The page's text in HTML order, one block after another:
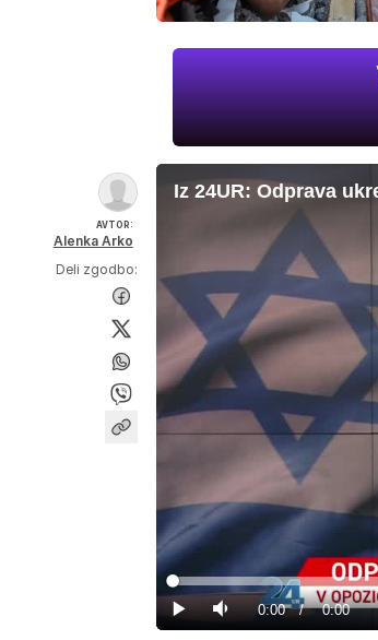
AVTOR:
Alenka Arko
Deli zgodbo:
Iz 24UR: Odprava
PredvajajTiho Current
0:00 / Duration
0:00
Loaded:
0%